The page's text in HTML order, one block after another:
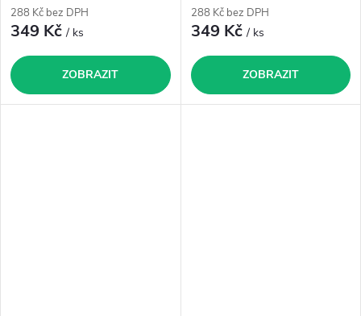
288 Kč bez DPH
349 Kč/ ks
ZOBRAZIT
288 Kč bez DPH
349 Kč/ ks
ZOBRAZIT